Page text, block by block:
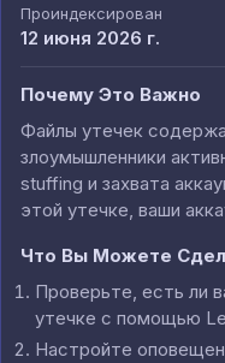
Проиндексирован
12 июня 2026 г.
Почему Это Важно
Файлы утечек
злоумышленники
stuffing и захвата
этой утечке, ваши
Что Вы Можете
Проверьте, есть ли
утечке с помощью
Настройте